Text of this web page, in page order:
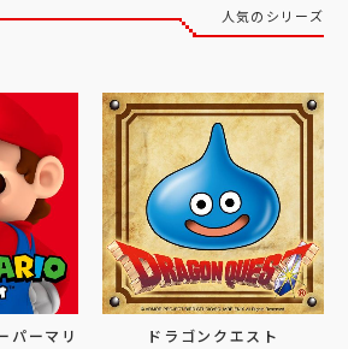
人気のシリーズ
パーマリ
ドラゴンクエスト